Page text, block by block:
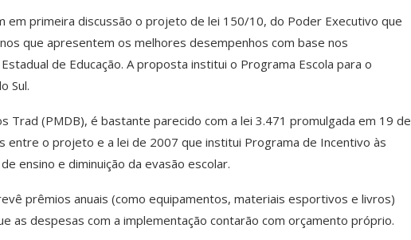
primeira discussão o projeto de lei 150/10, do Poder Executivo que
que apresentem os melhores desempenhos com base nos
de Educação. A proposta institui o Programa Escola para o
Sul.
(PMDB), é bastante parecido com a lei 3.471 promulgada em 19 de
o projeto e a lei de 2007 que institui Programa de Incentivo às
ensino e diminuição da evasão escolar.
prêmios anuais (como equipamentos, materiais esportivos e livros)
as despesas com a implementação contarão com orçamento próprio.